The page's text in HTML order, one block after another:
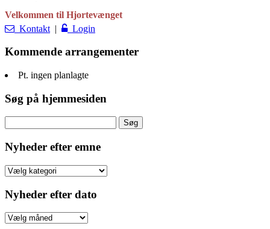
Velkommen til Hjortevænget
Kontakt | Login
Kommende arrangementer
Pt. ingen planlagte
Søg på hjemmesiden
efter:
Nyheder efter emne
Nyheder
emne
Nyheder efter dato
Nyheder